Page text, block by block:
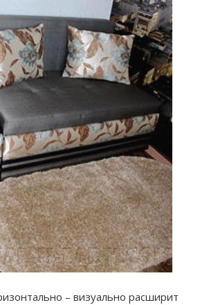
– визуально расширит